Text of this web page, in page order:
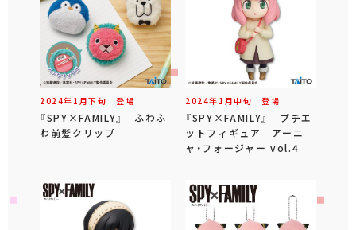
2024年 1 月下旬 登場
『SPY×FAMILY』 ふわふ
わ前髪クリップ
2024年 1 月中旬 登場
『SPY×FAMILY』 プチエ
ットフィギュア アーニ
ャ・フォージャー vol.4